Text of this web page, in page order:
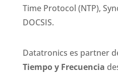
Time Protocol (NTP),
DOCSIS.
Datatronics es partner
Tiempo y Frecuencia